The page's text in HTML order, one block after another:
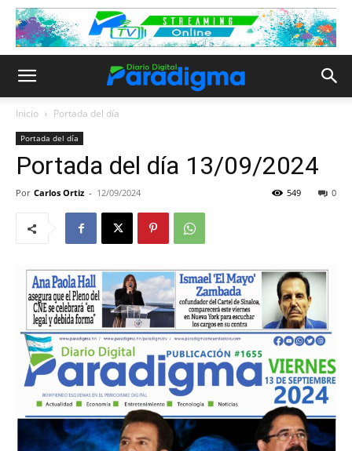
Inicio Portada del día
Portada del día
Portada del día 13/09/2024
Por Carlos Ortiz - 12/09/2024 0
549